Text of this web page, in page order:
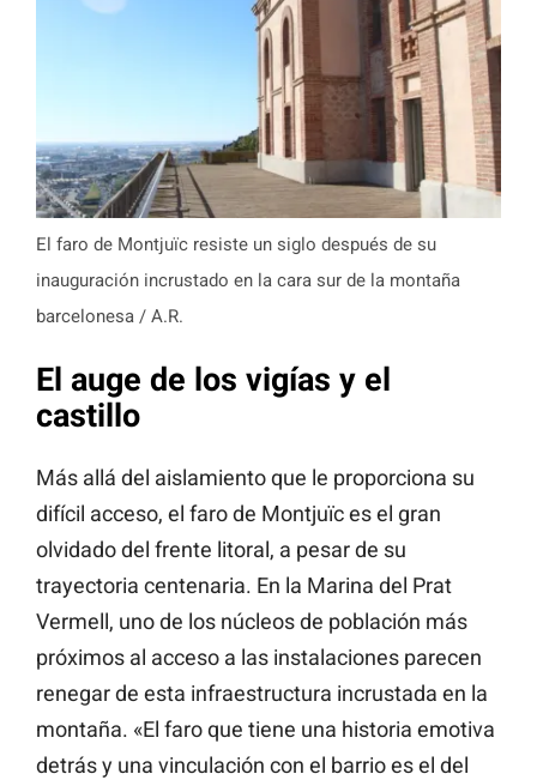
El faro de Montjuïc resiste un siglo después de su
inauguración incrustado en la cara sur de la montaña
barcelonesa / A.R.
El auge de los vigías y el
castillo
Más allá del aislamiento que le proporciona su
difícil acceso, el faro de Montjuïc es el gran
olvidado del frente litoral, a pesar de su
trayectoria centenaria. En la Marina del Prat
Vermell, uno de los núcleos de población más
próximos al acceso a las instalaciones parecen
renegar de esta infraestructura incrustada en la
montaña. «El faro que tiene una historia emotiva
detrás y una vinculación con el barrio es el del